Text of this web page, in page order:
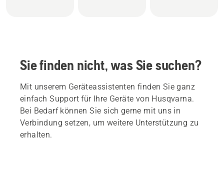
Sie finden nicht, was Sie suchen?
Mit unserem Geräteassistenten finden Sie ganz
einfach Support für Ihre Geräte von Husqvarna.
Bei Bedarf können Sie sich gerne mit uns in
Verbindung setzen, um weitere Unterstützung zu
erhalten.